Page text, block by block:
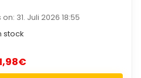
31. Juli 2026 18:55
stock
€